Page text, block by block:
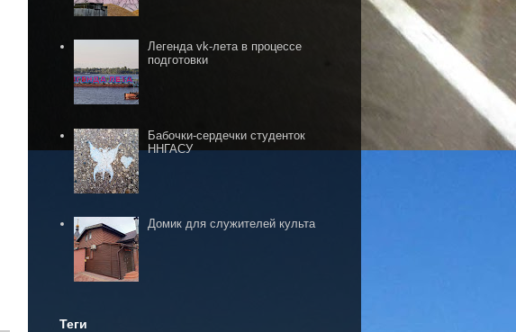
Легенда vk-лета в процессе
подготовки
Бабочки-сердечки студенток
ННГАСУ
Домик для служителей культа
Теги